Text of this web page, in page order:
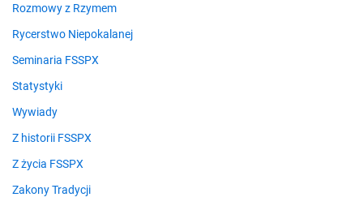
Rozmowy z Rzymem
Rycerstwo Niepokalanej
Seminaria FSSPX
Statystyki
Wywiady
Z historii FSSPX
Z życia FSSPX
Zakony Tradycji